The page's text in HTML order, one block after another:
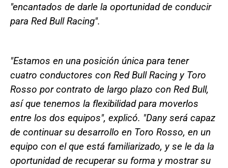
"encantados de darle la oportunidad de conducir
para Red Bull Racing".
"Estamos en una posición única para tener
cuatro conductores con Red Bull Racing y Toro
Rosso por contrato de largo plazo con Red Bull,
así que tenemos la flexibilidad para moverlos
entre los dos equipos", explicó. "Dany será capaz
de continuar su desarrollo en Toro Rosso, en un
equipo con el que está familiarizado, y se le da la
oportunidad de recuperar su forma y mostrar su